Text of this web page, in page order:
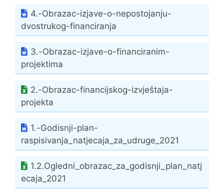
4.-Obrazac-izjave-o-nepostojanju-
dvostrukog-financiranja
3.-Obrazac-izjave-o-financiranim-
projektima
2.-Obrazac-financijskog-izvještaja-
projekta
1.-Godisnji-plan-
raspisivanja_natjecaja_za_udruge_2021
1.2.Ogledni_obrazac_za_godisnji_plan_natj
ecaja_2021